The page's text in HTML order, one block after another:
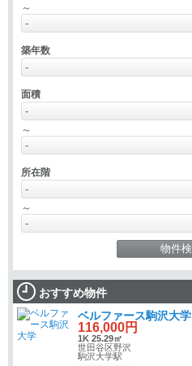
～
築年数
面積
～
所在階
～
おすすめ物件
ベルファース駒沢大学
116,000円
1K 25.29㎡
世田谷区野沢
駒沢大学駅